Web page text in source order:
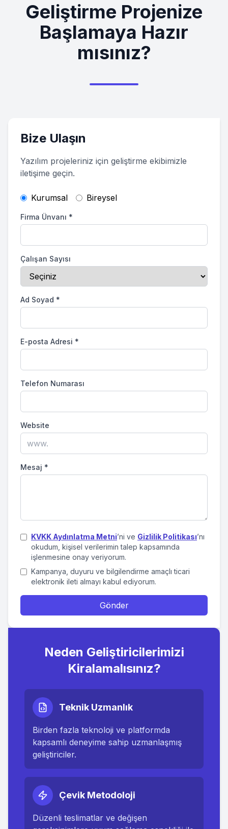
Geliştirme Projenize
Başlamaya Hazır
mısınız?
Bize Ulaşın
Yazılım projeleriniz için geliştirme ekibimizle
iletişime geçin.
Kurumsal Bireysel
Firma Ünvanı *
Çalışan Sayısı
Ad Soyad *
E-posta Adresi *
Telefon Numarası
Website
Mesaj *
KVKK Aydınlatma Metni’ni ve Gizlilik Politikası’nı
okudum, kişisel verilerimin talep kapsamında
işlenmesine onay veriyorum.
Kampanya, duyuru ve bilgilendirme amaçlı ticari
elektronik ileti almayı kabul ediyorum.
Gönder
Neden Geliştiricilerimizi
Kiralamalısınız?
Teknik Uzmanlık
Birden fazla teknoloji ve platformda
kapsamlı deneyime sahip uzmanlaşmış
geliştiriciler.
Çevik Metodoloji
Düzenli teslimatlar ve değişen